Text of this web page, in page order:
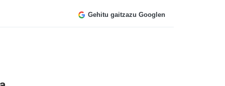
Gehitu gaitzazu Googlen